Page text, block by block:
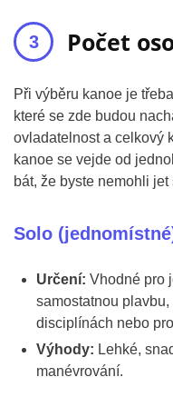
Počet
Při výběru kanoe je
které se zde budou
ovladatelnost a celkový
kanoe se vejde od
bát, že byste nemohli
Solo
Určení: Vhodné pro
samostatnou
disciplínách nebo
Výhody: Lehké,
manévrování.